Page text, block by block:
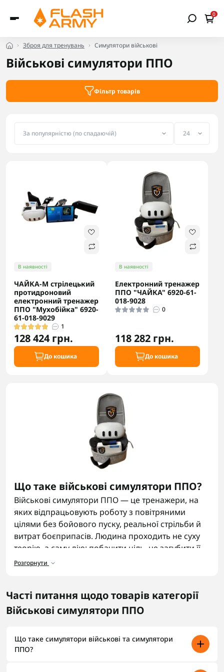
0
Зброя для тренувань Симулятори військові
Військові симулятори ППО
Фільтр товарів
В наявності
ЧАЙКА-М стрілецький
протидроновий
електронний тренажер
ППО "Мухобійка" 6920-
61-018-9029
1
128 424 грн.
До кошика
В наявності
Електронний тренажер
ППО "ЧАЙКА" 6920-61-
018-9028
0
118 282 грн.
До кошика
Що таке військові симулятори ППО?
Військові симулятори ППО — це тренажери, на
яких відпрацьовують роботу з повітряними
цілями без бойового пуску, реальної стрільби й
витрат боєприпасів. Людина проходить не суху
теорію, а саму дію: побачити ціль, не загубити її,
зрозуміти рух і вчасно відпрацювати команду.
Для чого і де використовуються
військові симулятори ППО?
Симулятор ППО ставлять у навчальних центрах,
підрозділах, класах підготовки й групах, де
Розгорнути
Часті питання щодо товарів категорії
Військові симулятори ППО
Що таке симулятори військові та симулятори
ППО?